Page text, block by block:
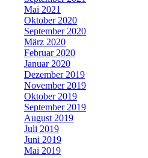
Mai 2021
Oktober 2020
September 2020
März 2020
Februar 2020
Januar 2020
Dezember 2019
November 2019
Oktober 2019
September 2019
August 2019
Juli 2019
Juni 2019
Mai 2019